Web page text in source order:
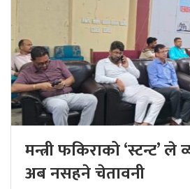
मन्त्री फकिराको ‘स्टन्ट’
अब नसहने चेतावनी